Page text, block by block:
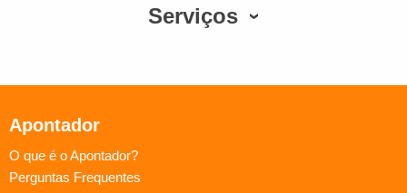
Serviços
Apontador
O que é o Apontador?
Perguntas Frequentes